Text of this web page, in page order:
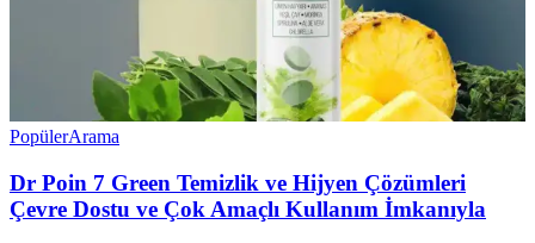
PopülerArama
Dr Poin 7 Green Temizlik ve Hijyen Çözümleri
Çevre Dostu ve Çok Amaçlı Kullanım İmkanıyla